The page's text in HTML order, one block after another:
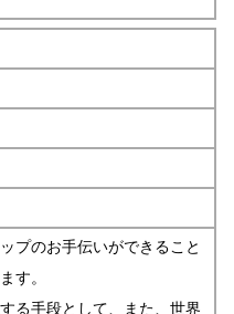
プのお手伝いができること
す。
る手段として、また、世界